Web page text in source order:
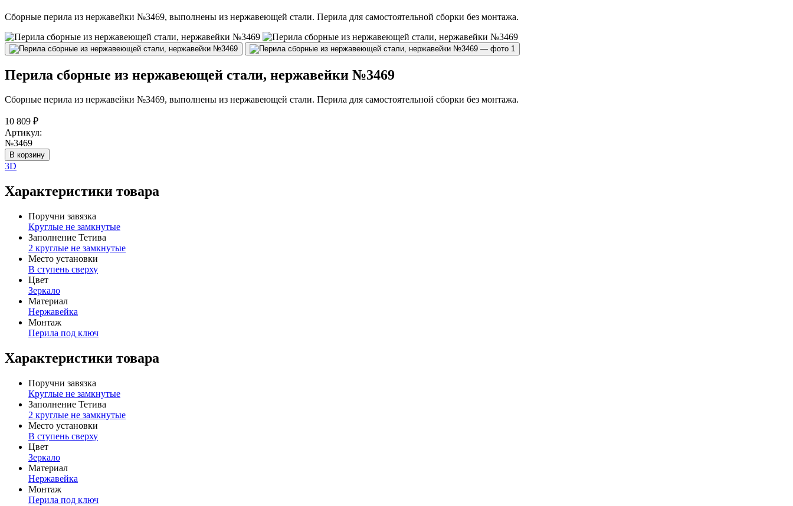
Сборные перила из нержавейки №3469, выполнены из нержавеющей стали. Перила для самостоятельной сборки без монтажа.
Перила сборные из нержавеющей стали, нержавейки №3469
Сборные перила из нержавейки №3469, выполнены из нержавеющей стали. Перила для самостоятельной сборки без монтажа.
10 809 ₽
Артикул:
№3469
В корзину
3D
Характеристики товара
Поручни завязка
Круглые не замкнутые
Заполнение Тетива
2 круглые не замкнутые
Место установки
В ступень сверху
Цвет
Зеркало
Материал
Нержавейка
Монтаж
Перила под ключ
Характеристики товара
Поручни завязка
Круглые не замкнутые
Заполнение Тетива
2 круглые не замкнутые
Место установки
В ступень сверху
Цвет
Зеркало
Материал
Нержавейка
Монтаж
Перила под ключ